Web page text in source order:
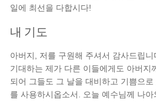
일에 최선을 다합시다!
내 기도
아버지, 저를 구원해 주셔서 감사드립
기대하는 제가 다른 이들에게도 아버지
되어 그들도 그 날을 대비하고 기쁨으
를 사용하시옵소서. 오늘 예수님께 나